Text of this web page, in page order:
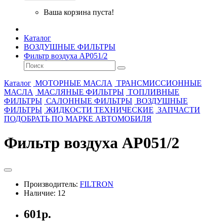
Ваша корзина пуста!
Каталог
ВОЗДУШНЫЕ ФИЛЬТРЫ
Фильтр воздуха AP051/2
Каталог МОТОРНЫЕ МАСЛА ТРАНСМИССИОННЫЕ
МАСЛА МАСЛЯНЫЕ ФИЛЬТРЫ ТОПЛИВНЫЕ
ФИЛЬТРЫ САЛОННЫЕ ФИЛЬТРЫ ВОЗДУШНЫЕ
ФИЛЬТРЫ ЖИДКОСТИ ТЕХНИЧЕСКИЕ ЗАПЧАСТИ
ПОДОБРАТЬ ПО МАРКЕ АВТОМОБИЛЯ
Фильтр воздуха AP051/2
Производитель: FILTRON
Наличие: 12
601р.